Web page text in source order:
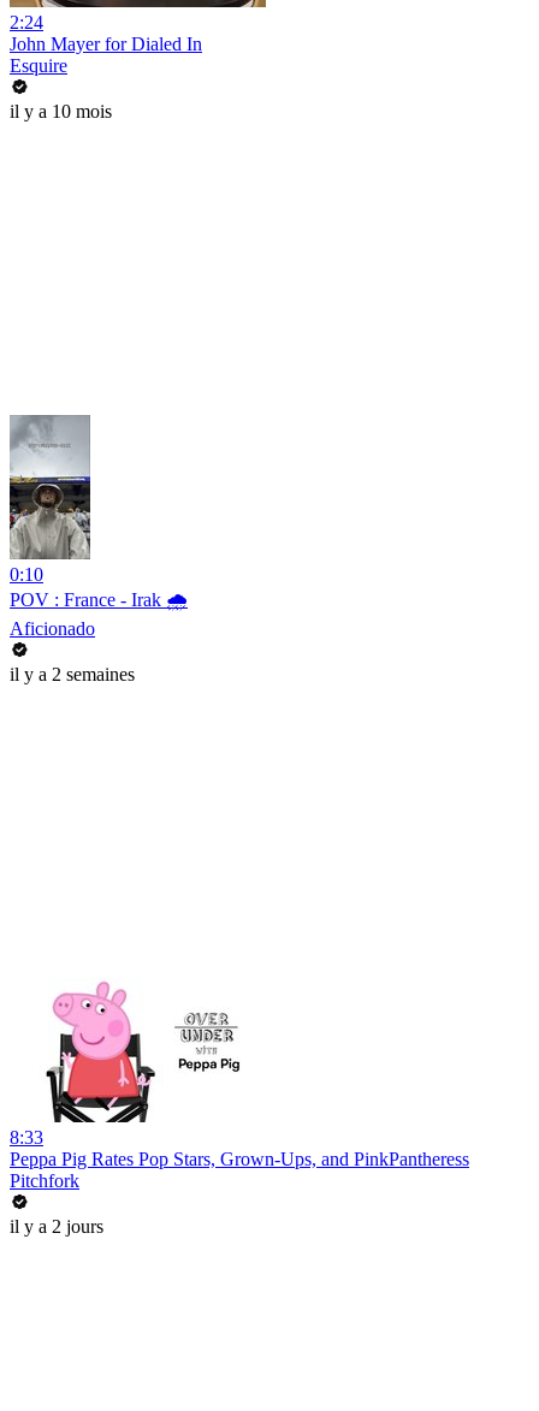
2:24
John Mayer for Dialed In
Esquire
il y a 10 mois
0:10
POV : France - Irak 🌧️
Aficionado
il y a 2 semaines
8:33
Peppa Pig Rates Pop Stars, Grown-Ups, and PinkPantheress
Pitchfork
il y a 2 jours